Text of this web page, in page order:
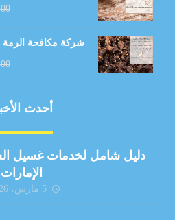
شركة مكافحة الرمة في ام
أحدث
دليل شامل لخدمات غسيل
الإمارات
5 مارس، 2026